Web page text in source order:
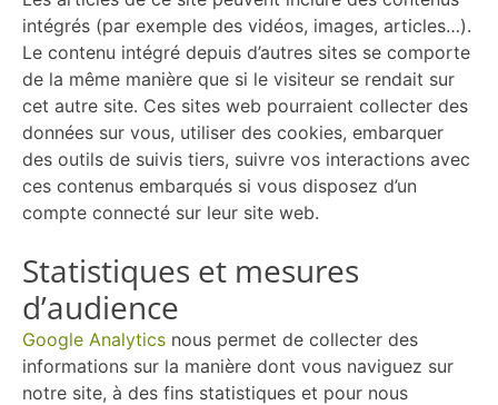
intégrés (par exemple des vidéos, images, articles…).
Le contenu intégré depuis d’autres sites se comporte
de la même manière que si le visiteur se rendait sur
cet autre site. Ces sites web pourraient collecter des
données sur vous, utiliser des cookies, embarquer
des outils de suivis tiers, suivre vos interactions avec
ces contenus embarqués si vous disposez d’un
compte connecté sur leur site web.
Statistiques et mesures
d’audience
Google Analytics nous permet de collecter des
informations sur la manière dont vous naviguez sur
notre site, à des fins statistiques et pour nous